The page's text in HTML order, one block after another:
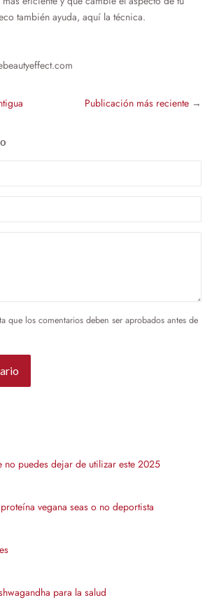
también ayuda, aquí la técnica.
Publicación más reciente →
que los comentarios deben ser aprobados antes de
no puedes dejar de utilizar este 2025
vegana seas o no deportista
para la salud